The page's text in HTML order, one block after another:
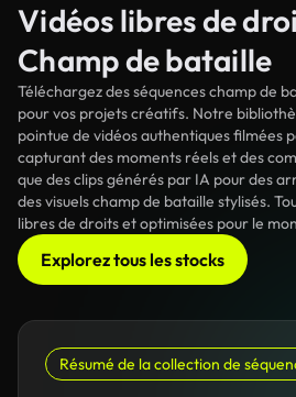
Vidéos libres de
Champ de bataille
Téléchargez des séquences champ de
pour vos projets créatifs. Notre
pointue de vidéos authentiques filmées
capturant des moments réels et des
que des clips générés par IA pour des
des visuels champ de bataille stylisés.
libres de droits et optimisées pour le
Explorez tous les stocks
Résumé de la collection de